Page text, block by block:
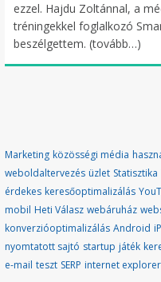
ezzel. Hajdu Zoltánnal, a
tréningekkel foglalkozó
beszélgettem. (tovább…)
Marketing közösségi média
weboldaltervezés üzlet Statisztika
érdekes keresőoptimalizálás
mobil Heti Válasz webáruház
konverzióoptimalizálás Android
nyomtatott sajtó startup játék
e-mail teszt SERP internet explorer